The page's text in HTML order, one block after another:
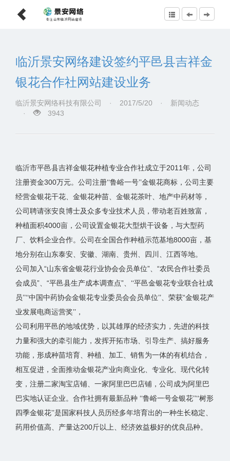
临沂景安网络建设签约平邑县吉祥金
银花合作社网站建设业务
临沂景安网络科技有限公司 · 2017/5/20 ·
新闻动态
·
3943
临沂市平邑县吉祥金银花种植专业合作社成立于2011年，公司
注册资金300万元。公司注册‘‘鲁峪一号’’金银花商标，公司主要
经营金银花干花、金银花种苗、金银花茶叶、地产中药材等，
公司聘请张安良博士及众多专业技术人员，带动老百姓致富，
种植面积4000亩，公司设置金银花大型烘干设备，与大型药
厂、饮料企业合作。公司在全国合作种植示范基地8000亩，基
地分别在山东泰安、安徽、湖南、贵州、四川、江西等地。
公司加入“山东省金银花行业协会会员单位”、“农民合作社委员
会成员”、“平邑县生产成本调查点”、‘‘平邑金银花专业联合社成
员’’‘‘中国中药协会金银花专业委员会会员单位’’、荣获“金银花产
业发展电商运营奖’’，
公司利用平邑的地域优势，以其雄厚的经济实力，先进的科技
力量和强大的牵引能力，发挥开拓市场、引导生产、搞好服务
功能，形成种苗培育、种植、加工、销售为一体的有机结合，
相互促进，全面推动金银花产业向商业化、专业化、现代化转
变，注册二家淘宝店铺、一家阿里巴巴店铺，公司成为阿里巴
巴实地认证企业。合作社拥有最新品种 ‘‘鲁峪一号金银花’’‘‘树形
四季金银花’’是国家科技人员历经多年培育出的一种生长稳定、
药用价值高、产量达200斤以上、经济效益极好的优良品种。